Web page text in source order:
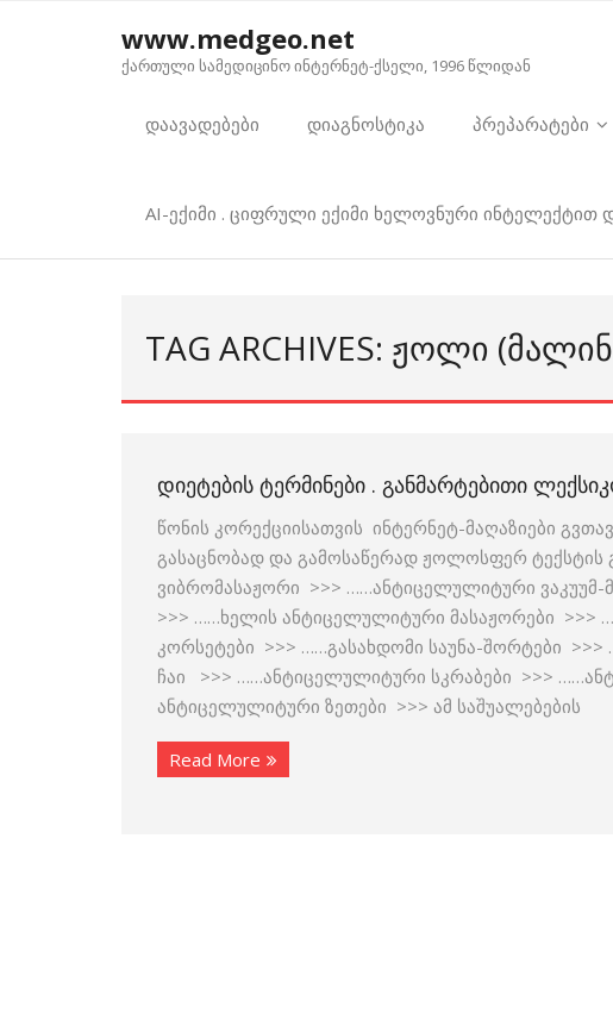
www.medgeo.net
ქართული სამედიცინო ინტერნეტ-ქსელი, 1996 წლიდან
დაავადებები დიაგნოსტიკა პრეპარატები
AI-ექიმი . ციფრული ექიმი ხელოვნური ინტელექტით
TAG ARCHIVES: ᲟᲝᲚᲘ
ᲓᲘᲔᲢᲔᲑᲘᲡ ᲢᲔᲠᲛᲘᲜᲔᲑᲘ . ᲒᲐᲜᲛᲐᲠᲢᲔᲑᲘᲗᲘ
წონის კორექციისათვის ინტერნეტ-მაღაზიები
გასაცნობად და გამოსაწერად ჟოლოსფერ ტექსტის
ვიბრომასაჟორი >>> ……ანტიცელულიტური
>>> ……ხელის ანტიცელულიტური მასაჟორები >>>
კორსეტები >>> ……გასახდომი საუნა-შორტები
ჩაი >>> ……ანტიცელულიტური სკრაბები >>>
ანტიცელულიტური ზეთები >>> ამ საშუალებების
Read More